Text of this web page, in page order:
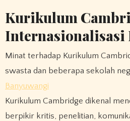
Kurikulum
Internasionalisasi
Minat terhadap Kurikulum
swasta dan beberapa sekolah
Banyuwangi
Kurikulum Cambridge dikenal
berpikir kritis, penelitian,